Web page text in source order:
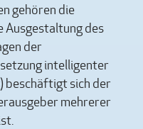
gehören die
Ausgestaltung des
der
intelligenter
beschäftigt sich der
mehrerer